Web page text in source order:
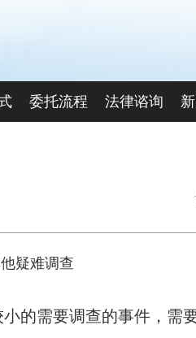
委托流程 法律谘询
疑难调查
的需要调查的事件，需